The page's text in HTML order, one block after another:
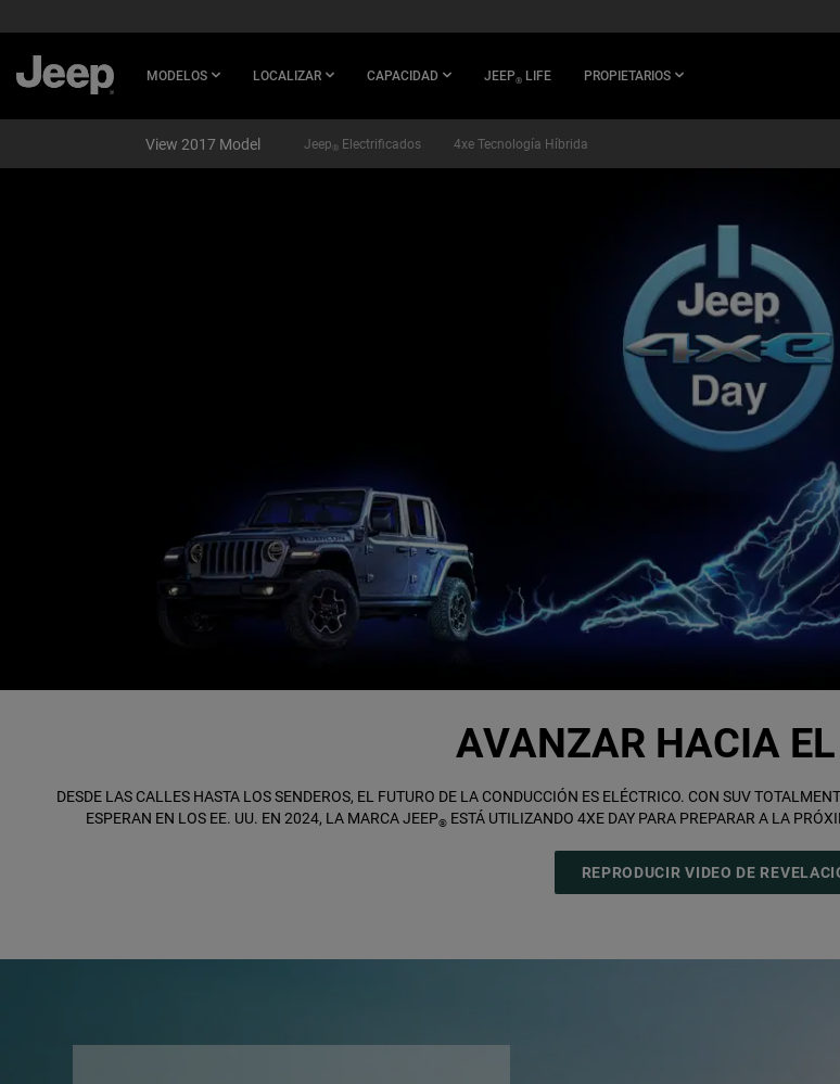
MAIN
MODELOS LOCALIZAR CAPACIDAD JEEP® LIFE PROPIETARIOS
View 2017 Model Jeep®Electrificados 4xe Tecnología Híbrida
AVANZAR HACIA
DESDE LAS CALLES HASTA LOS SENDEROS, EL FUTURO DE LA CONDUCCIÓN ES ELÉCTRICO. CON SUV
ESPERAN EN LOS EE. UU. EN 2024, LA MARCA JEEP® ESTÁ UTILIZANDO 4XE DAY PARA PREPARAR A LA
REPRODUCIR VIDEO DE